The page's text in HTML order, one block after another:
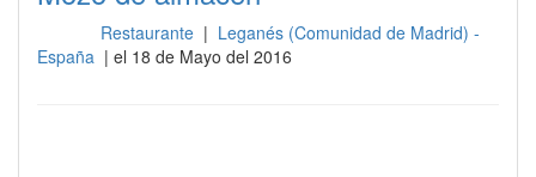
Restaurante | Leganés (Comunidad de Madrid) -
España | el 18 de Mayo del 2016